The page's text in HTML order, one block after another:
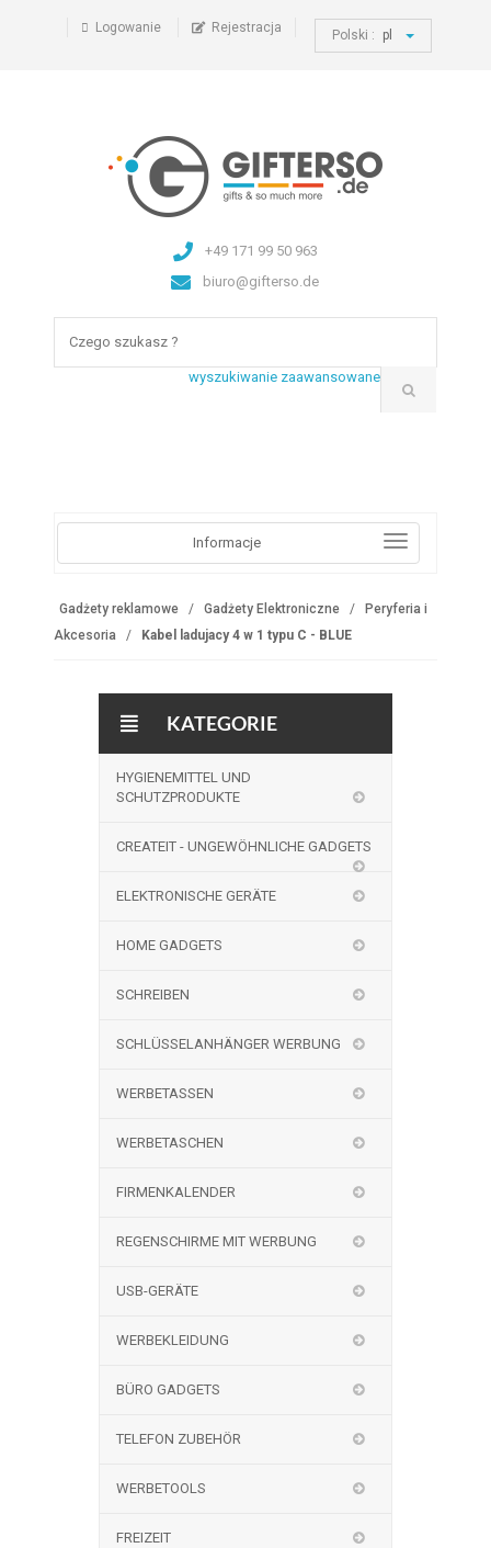
Logowanie Rejestracja Polski : pl
+49 171 99 50 963
biuro@gifterso.de
wyszukiwanie zaawansowane
Informacje
Gadżety reklamowe Gadżety Elektroniczne
Peryferia i
Akcesoria
Kabel ladujacy 4 w 1 typu C - BLUE
KATEGORIE
HYGIENEMITTEL UND
SCHUTZPRODUKTE
CREATEIT - UNGEWÖHNLICHE GADGETS
ELEKTRONISCHE GERÄTE
HOME GADGETS
SCHREIBEN
SCHLÜSSELANHÄNGER WERBUNG
WERBETASSEN
WERBETASCHEN
FIRMENKALENDER
REGENSCHIRME MIT WERBUNG
USB-GERÄTE
WERBEKLEIDUNG
BÜRO GADGETS
TELEFON ZUBEHÖR
WERBETOOLS
FREIZEIT